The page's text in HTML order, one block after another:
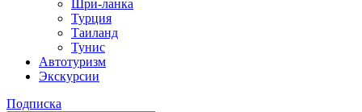
Шри-ланка
Турция
Таиланд
Тунис
Автотуризм
Экскурсии
Подписка